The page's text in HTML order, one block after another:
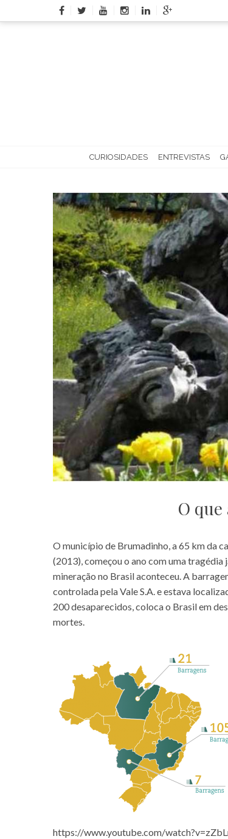
to
CURIOSIDADES ENTREVISTAS
O
O município de Brumadinho, a 65 km da
(2013), começou o ano com uma
mineração no Brasil aconteceu. A
controlada pela Vale S.A. e estava
200 desaparecidos, coloca o Brasil em
mortes.
https://www.youtube.com/